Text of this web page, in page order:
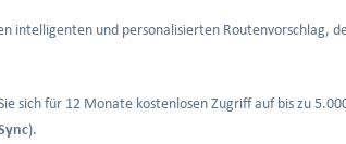
intelligenten und personalisierten Routenvorschlag,
sich für 12 Monate kostenlosen Zugriff auf bis zu
).